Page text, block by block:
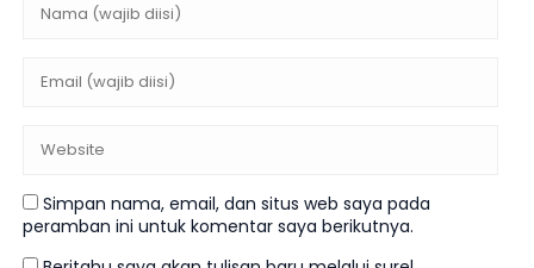
Simpan nama, email, dan situs web saya pada
peramban ini untuk komentar saya berikutnya.